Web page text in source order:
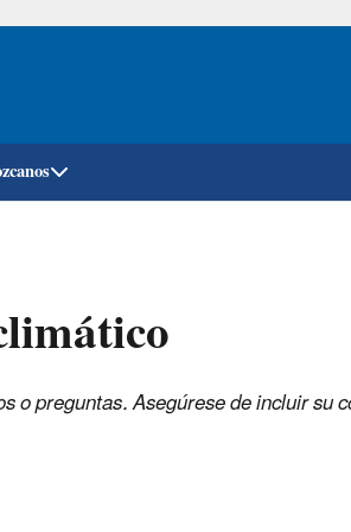
Pasar
preguntas. Asegúrese de incluir su